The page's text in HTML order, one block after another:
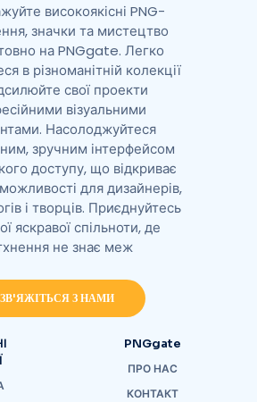
високоякісні PNG-
значки та мистецтво
на PNGgate. Легко
в різноманітній колекції
свої проекти
візуальними
Насолоджуйтеся
зручним інтерфейсом
доступу, що відкриває
для дизайнерів,
і творців. Приєднуйтесь
яскравої спільноти, де
не знає меж
ЗВ'ЯЖІТЬСЯ З НАМИ
PNGgate
ПРО НАС
КОНТАКТ